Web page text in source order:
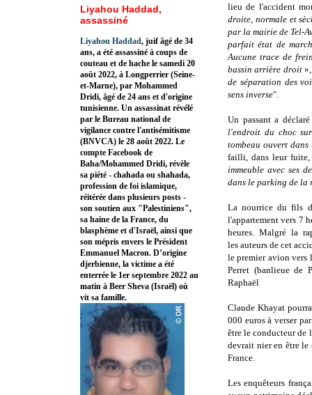
lieu de l'accident
droite, normale et
par la mairie de Tel-
parfait état de
Aucune trace de
bassin arrière droit
de séparation des
sens inverse".
Un passant a
l'endroit du choc
tombeau ouvert
failli, dans leur
immeuble avec ses
dans le parking de la
La nourrice du fils
l'appartement vers 7
heures. Malgré la
les auteurs de cet
le premier avion vers
Perret (banlieue de
Raphaël
Claude Khayat
000 euros à verser
être le conducteur de
devrait nier en être le
France.
Les enquêteurs
Liyahou Haddad,
assassiné
Liyahou Haddad, juif âgé de 34
ans, a été assassiné à coups de
couteau et de hache le samedi 20
août 2022, à Longperrier (Seine-
et-Marne), par Mohammed
Dridi, âgé de 24 ans et d'origine
tunisienne. Un assassinat révélé
par le Bureau national de
vigilance contre l'antisémitisme
(BNVCA) le 28 août 2022. Le
compte Facebook de
Baha/Mohammed Dridi, révèle
sa piété - chahada ou shahada,
profession de foi islamique,
réitérée dans plusieurs posts -
son soutien aux "Palestiniens",
sa haine de la France, du
blasphème et d'Israël, ainsi que
son mépris envers le Président
Emmanuel Macron. D’origine
djerbienne, la victime a été
enterrée le 1er septembre 2022 au
matin à Beer Sheva (Israël) où
vit sa famille.